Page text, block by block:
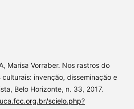
Marisa Vorraber. Nos rastros do
invenção, disseminação e
Belo Horizonte, n. 33, 2017.
scielo.php?